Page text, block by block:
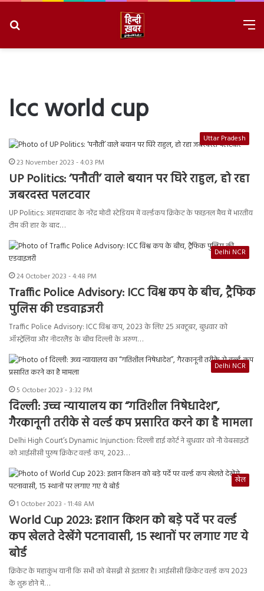
Icc world cup
Uttar Pradesh
23 November 2023 - 4:03 PM
UP Politics: ‘पनौती’ वाले बयान पर घिरे राहुल, हो रहा
जबरदस्त पलटवार
UP Politics: अहमदाबाद के नरेंद्र मोदी स्टेडियम में वर्ल्डकप क्रिकेट के फाइनल मैच में भारतीय
टीम की हार के बाद…
Delhi NCR
24 October 2023 - 4:48 PM
Traffic Police Advisory: ICC विश्व कप के बीच, ट्रैफिक
पुलिस की एडवाइजरी
Traffic Police Advisory: ICC विश्व कप, 2023 के लिए 25 अक्टूबर, बुधवार को
ऑस्ट्रेलिया और नीदरलैंड के बीच दिल्ली के अरुण…
Delhi NCR
5 October 2023 - 3:32 PM
दिल्ली: उच्च न्यायालय का “गतिशील निषेधादेश”,
गैरकानूनी तरीके से वर्ल्ड कप प्रसारित करने का है मामला
Delhi High Court’s Dynamic Injunction: दिल्ली हाई कोर्ट ने बुधवार को नौ वेबसाइटों
को आईसीसी पुरुष क्रिकेट वर्ल्ड कप, 2023…
खेल
1 October 2023 - 11:48 AM
World Cup 2023: इशान किशन को बड़े पर्दे पर वर्ल्ड
कप खेलते देखेंगे पटनावासी, 15 स्थानों पर लगाए गए ये
बोर्ड
क्रिकेट के महाकुंभ यानी कि सभी को बेसब्री से इंतजार है। आईसीसी क्रिकेट वर्ल्ड कप 2023
के शुरू होने में…